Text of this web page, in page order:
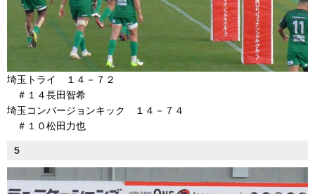
埼玉トライ １４－７２
＃１４長田智希
埼玉コンバージョンキック １４－７４
＃１０松田力也
5